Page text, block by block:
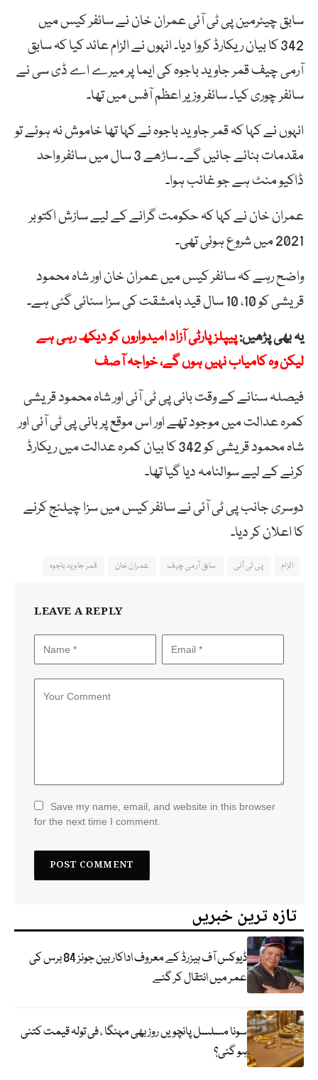
سابق چیئرمین پی ٹی آئی عمران خان نے سائفر کیس میں
342 کا بیان ریکارڈ کروا دیا۔ انہوں نے الزام عائد کیا کہ سابق
آرمی چیف قمر جاوید باجوہ کی ایما پر میرے اے ڈی سی نے
سائفر چوری کیا۔ سائفر وزیر اعظم آفس میں تھا۔
انہوں نے کہا کہ قمر جاوید باجوہ نے کہا تھا خاموش نہ ہوئے تو
مقدمات بنائے جائیں گے۔ ساڑھے 3 سال میں سائفر واحد
ڈاکیو منٹ ہے جو غائب ہوا۔
عمران خان نے کہا کہ حکومت گرانے کے لیے سازش اکتوبر
2021 میں شروع ہوئی تھی۔
واضح رہے کہ سائفر کیس میں عمران خان اور شاہ محمود
قریشی کو 10، 10 سال قید بامشقت کی سزا سنائی گئی ہے۔
یہ بھی پڑھیں:پیپلز پارٹی آزاد امیدواروں کو دیکھ رہی ہے
لیکن وہ کامیاب نہیں ہوں گے، خواجہ آصف
فیصلہ سنانے کے وقت بانی پی ٹی آئی اور شاہ محمود قریشی
کمرہ عدالت میں موجود تھے اور اس موقع پر بانی پی ٹی آئی اور
شاہ محمود قریشی کو 342 کا بیان کمرہ عدالت میں ریکارڈ
کرنے کے لیے سوالنامہ دیا گیا تھا۔
دوسری جانب پی ٹی آئی نے سائفر کیس میں سزا چیلنج کرنے
کا اعلان کر دیا۔
الزام پی ٹی آئی سابق آرمی چیف عمران خان قمر جاوید باجوہ
LEAVE A REPLY
Save my name, email, and website in this browser
for the next time I comment.
تازہ ترین خبریں
ڈیوکس آف ہیزرڈ کے معروف اداکار بین جونز 84 برس کی
عمر میں انتقال کر گئے
سونا مسلسل پانچویں روز بھی مہنگا ، فی تولہ قیمت کتنی
ہو گئی؟